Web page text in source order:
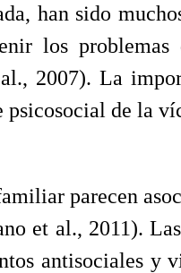
han sido
los problemas
2007). La
de la
parecen
et al., 2011).
antisociales y